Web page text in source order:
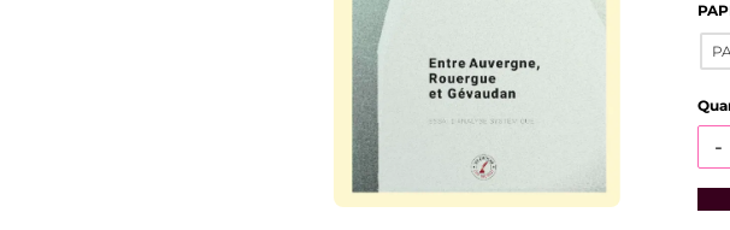
PAPIER
PAPIER
Quantité :